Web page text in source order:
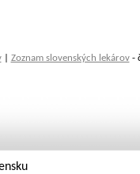
| Zoznam slovenských lekárov-